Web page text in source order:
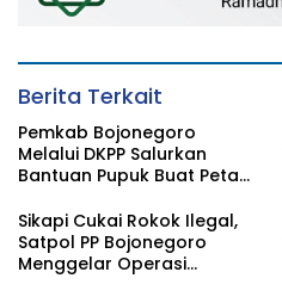
Berita Terkait
Pemkab Bojonegoro
Melalui DKPP Salurkan
Bantuan Pupuk Buat Petani
Sikapi Cukai Rokok Ilegal,
Satpol PP Bojonegoro
Menggelar Operasi